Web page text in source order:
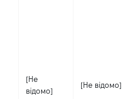
[Не
відомо]
[Не відомо]